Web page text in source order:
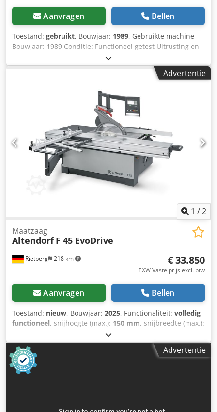
Aanvragen Bellen
Toestand: gebruikt, Bouwjaar: 1989, Gebruikte machine
Bouwjaar: 1989 Conditie: Functioneel getest Uitrusting en
technische gegevens: Max. kantenbanddikte: 20 mm Max.
kantenbandhoogte: 51 mm Max. rolmateriaal dikte: 3 mm
Min. werkstuklengte: 140 mm Min. werkstukbreedte: 60
E Asfx Afhja Freeseenheid 1920 - vlakfrezen en afschuinen
tot 20 mm Benodigde ruimte (LxBxH): 3150x1800x1375 mm
Gewicht ca.: 800 kg Locatie: Flörsheim Beschikbaarheid:
Korte termijn
Advertentie
1 /2
Rietberg 218 km
Maatzaag
Altendorf F 45 EvoDrive
€ 33.850
EXW Vaste prijs excl. btw
Aanvragen Bellen
Toestand: nieuw, Bouwjaar: 2025, Functionaliteit: volledig
functioneel, snijhoogte (max.): 150 mm, snijbreedte (max.):
, snijlengte (max.):3.200 mm
mm, Standaarduitrusting - Elektromotorische hoogte- en
zwenkverstelling 0–46° voor het hoofdzaagblad met
automatische hoogtecorrectie bij zwenking van de
zaagunit - Bedieningspaneel op ooghoogte, zwenkbaar -
Advertentie